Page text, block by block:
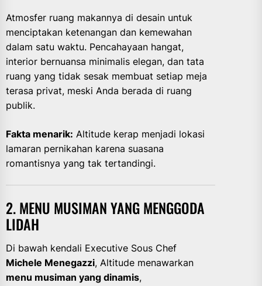
Atmosfer ruang makannya di desain untuk
menciptakan ketenangan dan kemewahan
dalam satu waktu. Pencahayaan hangat,
interior bernuansa minimalis elegan, dan tata
ruang yang tidak sesak membuat setiap meja
terasa privat, meski Anda berada di ruang
publik.
Fakta menarik: Altitude kerap menjadi lokasi
lamaran pernikahan karena suasana
romantisnya yang tak tertandingi.
2. MENU MUSIMAN YANG MENGGODA
LIDAH
Di bawah kendali Executive Sous Chef
Michele Menegazzi, Altitude menawarkan
menu musiman yang dinamis,